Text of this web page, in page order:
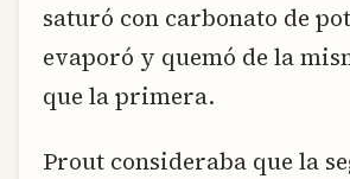
saturó con carbonato de
evaporó y quemó de la
que la primera.
Prout consideraba que la